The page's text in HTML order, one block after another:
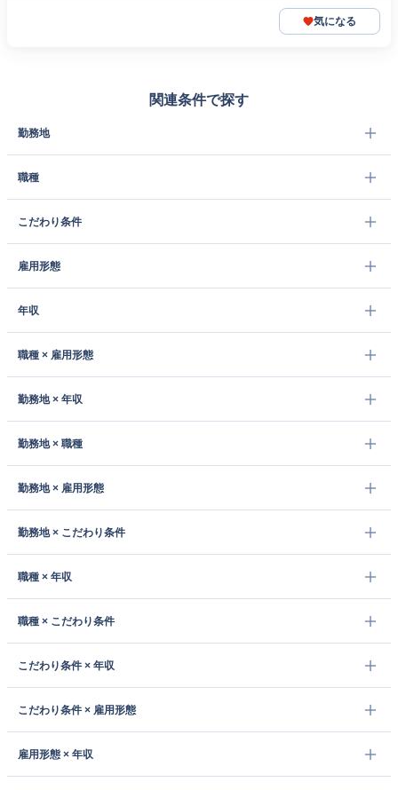
気になる
関連条件で探す
勤務地
職種
こだわり条件
雇用形態
年収
職種 × 雇用形態
勤務地 × 年収
勤務地 × 職種
勤務地 × 雇用形態
勤務地 × こだわり条件
職種 × 年収
職種 × こだわり条件
こだわり条件 × 年収
こだわり条件 × 雇用形態
雇用形態 × 年収